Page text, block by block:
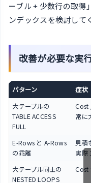
ーブル + 少数行の取得
ンデックスを検討して
改善が必要な実
パターン 症状
大テーブルの
TABLE ACCESS
FULL
Cost
常に
E-Rows と A-Rows
の乖離
見積
実際
大テーブル同士の
NESTED LOOPS
Cost